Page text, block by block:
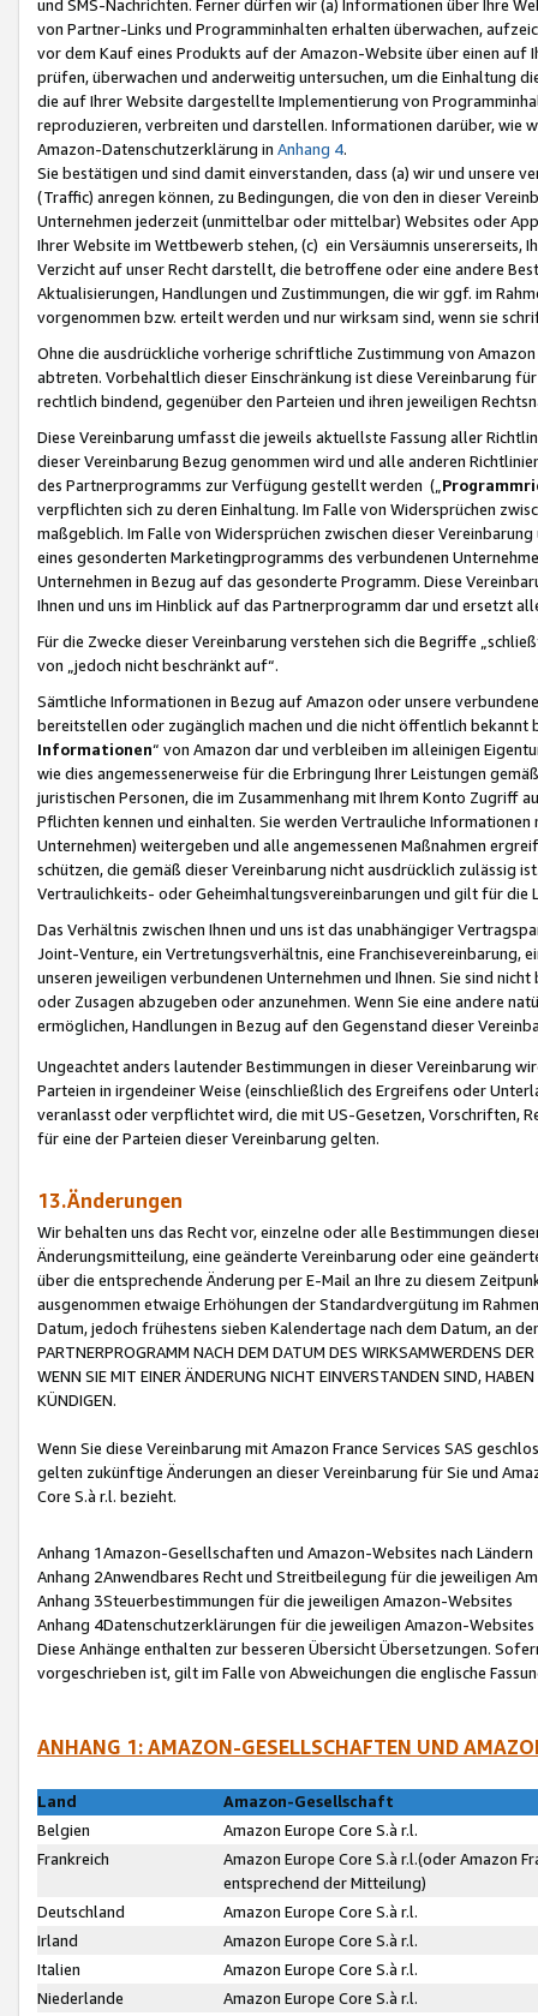
und SMS-Nachrichten. Ferner dürfen wir (a) Informationen über Ihre
von Partner-Links und Programminhalten erhalten überwachen,
vor dem Kauf eines Produkts auf der Amazon-Website über einen
prüfen, überwachen und anderweitig untersuchen, um die Einhaltung
die auf Ihrer Website dargestellte Implementierung von
reproduzieren, verbreiten und darstellen. Informationen darüber, wie
Amazon-Datenschutzerklärung in Anhang 4.
Sie bestätigen und sind damit einverstanden, dass (a) wir und
(Traffic) anregen können, zu Bedingungen, die von den in dieser
Unternehmen jederzeit (unmittelbar oder mittelbar) Websites oder
Ihrer Website im Wettbewerb stehen, (c) ein Versäumnis unsererseits,
Verzicht auf unser Recht darstellt, die betroffene oder eine andere
Aktualisierungen, Handlungen und Zustimmungen, die wir ggf. im
vorgenommen bzw. erteilt werden und nur wirksam sind, wenn sie
Ohne die ausdrückliche vorherige schriftliche Zustimmung von
abtreten. Vorbehaltlich dieser Einschränkung ist diese Vereinbarung
rechtlich bindend, gegenüber den Parteien und ihren jeweiligen
Diese Vereinbarung umfasst die jeweils aktuellste Fassung aller
dieser Vereinbarung Bezug genommen wird und alle anderen
des Partnerprogramms zur Verfügung gestellt werden („
verpflichten sich zu deren Einhaltung. Im Falle von Widersprüchen
maßgeblich. Im Falle von Widersprüchen zwischen dieser
eines gesonderten Marketingprogramms des verbundenen
Unternehmen in Bezug auf das gesonderte Programm. Diese
Ihnen und uns im Hinblick auf das Partnerprogramm dar und ersetzt
Für die Zwecke dieser Vereinbarung verstehen sich die Begriffe
von „jedoch nicht beschränkt auf“.
Sämtliche Informationen in Bezug auf Amazon oder unsere
bereitstellen oder zugänglich machen und die nicht öffentlich
Informationen“ von Amazon dar und verbleiben im alleinigen
wie dies angemessenerweise für die Erbringung Ihrer Leistungen
juristischen Personen, die im Zusammenhang mit Ihrem Konto
Pflichten kennen und einhalten. Sie werden Vertrauliche
Unternehmen) weitergeben und alle angemessenen Maßnahmen
schützen, die gemäß dieser Vereinbarung nicht ausdrücklich zulässig
Vertraulichkeits- oder Geheimhaltungsvereinbarungen und gilt für die
Das Verhältnis zwischen Ihnen und uns ist das unabhängiger
Joint-Venture, ein Vertretungsverhältnis, eine Franchisevereinbarung,
unseren jeweiligen verbundenen Unternehmen und Ihnen. Sie sind
oder Zusagen abzugeben oder anzunehmen. Wenn Sie eine andere
ermöglichen, Handlungen in Bezug auf den Gegenstand dieser
Ungeachtet anders lautender Bestimmungen in dieser Vereinbarung
Parteien in irgendeiner Weise (einschließlich des Ergreifens oder
veranlasst oder verpflichtet wird, die mit US-Gesetzen, Vorschriften,
für eine der Parteien dieser Vereinbarung gelten.
13.Änderungen
Wir behalten uns das Recht vor, einzelne oder alle Bestimmungen
Änderungsmitteilung, eine geänderte Vereinbarung oder eine
über die entsprechende Änderung per E-Mail an Ihre zu diesem
ausgenommen etwaige Erhöhungen der Standardvergütung im
Datum, jedoch frühestens sieben Kalendertage nach dem Datum, an
PARTNERPROGRAMM NACH DEM DATUM DES WIRKSAMWERDENS
WENN SIE MIT EINER ÄNDERUNG NICHT EINVERSTANDEN SIND,
KÜNDIGEN.
Wenn Sie diese Vereinbarung mit Amazon France Services SAS
gelten zukünftige Änderungen an dieser Vereinbarung für Sie und
Core S.à r.l. bezieht.
Anhang 1Amazon-Gesellschaften und Amazon-Websites nach Ländern
Anhang 2Anwendbares Recht und Streitbeilegung für die jeweiligen
Anhang 3Steuerbestimmungen für die jeweiligen Amazon-Websites
Anhang 4Datenschutzerklärungen für die jeweiligen Amazon-Websites
Diese Anhänge enthalten zur besseren Übersicht Übersetzungen.
vorgeschrieben ist, gilt im Falle von Abweichungen die englische
ANHANG 1: AMAZON-GESELLSCHAFTEN UND
Land
Amazon-Gesellschaft
Belgien
Amazon Europe Core S.à r.l.
Frankreich
Amazon Europe Core S.à r.l.(oder Amazon
entsprechend der Mitteilung)
Deutschland
Amazon Europe Core S.à r.l.
Irland
Amazon Europe Core S.à r.l.
Italien
Amazon Europe Core S.à r.l.
Niederlande
Amazon Europe Core S.à r.l.